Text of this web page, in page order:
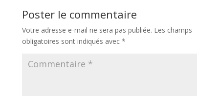
Poster le commentaire
Votre adresse e-mail ne sera pas publiée. Les champs
obligatoires sont indiqués avec *